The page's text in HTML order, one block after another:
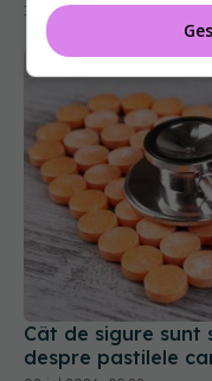
13 mai 2026, 22:53
Cât de sigure sunt
despre pastilele